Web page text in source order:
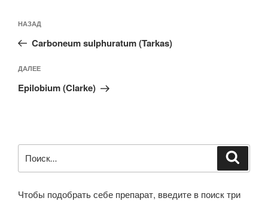
по
записям
Предыдущая
запись:
НАЗАД
Carboneum sulphuratum (Tarkas)
Следующая
запись
ДАЛЕЕ
Epilobium (Clarke)
Чтобы подобрать себе препарат, введите в поиск три